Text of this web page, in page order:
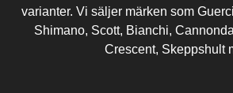
varianter. Vi säljer märken som
Shimano, Scott, Bianchi,
Crescent, Skeppshult